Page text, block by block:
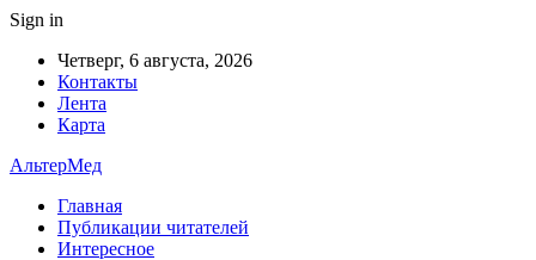
Sign in
Четверг, 6 августа, 2026
Контакты
Лента
Карта
АльтерМед
Главная
Публикации читателей
Интересное